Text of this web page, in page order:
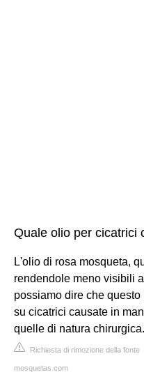
Quale olio per cicatrici
L'olio di rosa mosqueta,
rendendole meno visibili
possiamo dire che
su cicatrici causate in
quelle di natura chirurgica.
Richiesta di rimozione della fonte
mosquetas.com